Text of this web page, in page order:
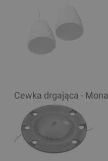
Cewka drgająca -